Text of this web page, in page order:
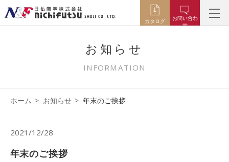
カタログ
お問い合わ
せ
お知らせ
INFORMATION
ホーム お知らせ 年末のご挨拶
2021/12/28
年末のご挨拶